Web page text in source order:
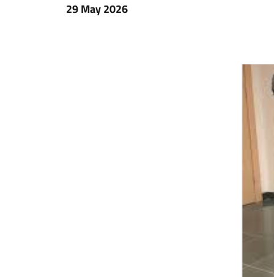
29 May 2026